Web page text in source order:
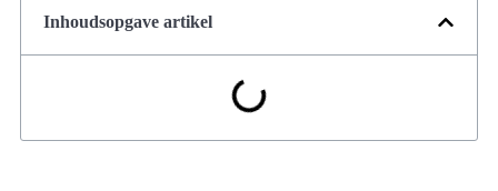
Inhoudsopgave artikel